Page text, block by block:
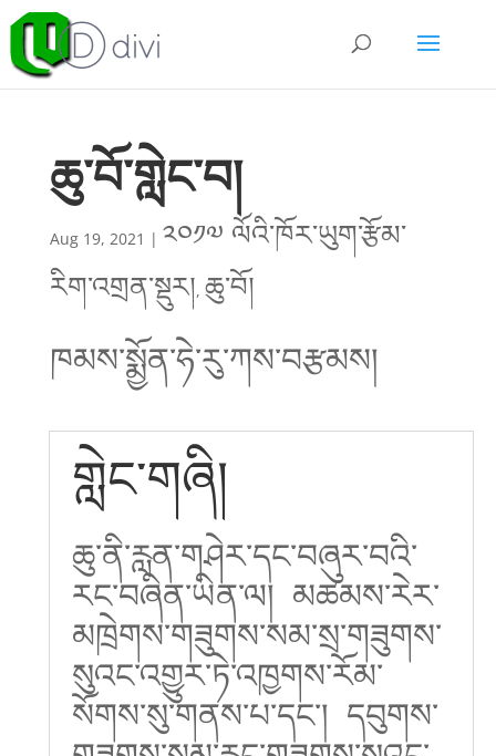
ཆུ་བོ་གླེང་བ།
Aug 19, 2021 | ༢༠༡༧ ལོའི་ཁོར་ཡུག་རྩོམ་
རིག་འགྲན་སྡུར།, ཆུ་བོ།
ཁམས་སྨྱོན་ཧེ་རུ་ཀས་བརྩམས།
གླེང་གཞི།
ཆུ་ནི་རླན་གཤེར་དང་བཞུར་བའི་
རང་བཞིན་ཡིན་ལ། མཚམས་རེར་
མཁྲེགས་གཟུགས་སམ་སྲ་གཟུགས་
སུའང་འགྱུར་ཏེ་འཁྱགས་རོམ་
སོགས་སུ་གནས་པ་དང་། དབུགས་